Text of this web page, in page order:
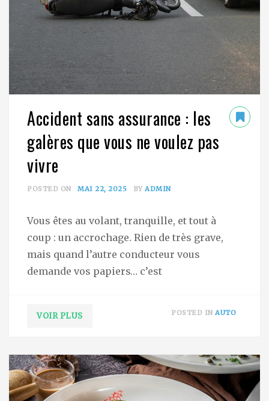
Accident sans assurance : les
galères que vous ne voulez pas
vivre
POSTED ON MAI 22, 2025 BY ADMIN
Vous êtes au volant, tranquille, et tout à
coup : un accrochage. Rien de très grave,
mais quand l’autre conducteur vous
demande vos papiers… c’est
VOIR PLUS POSTED IN AUTO